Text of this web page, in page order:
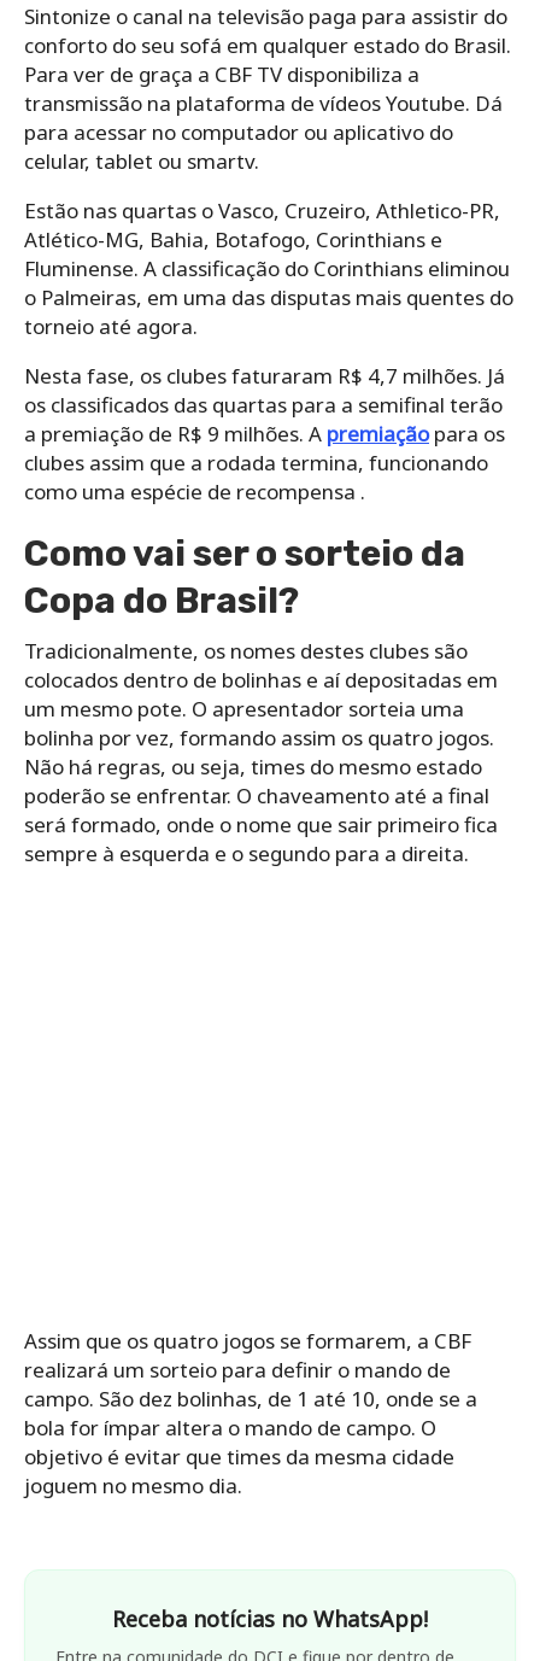
Sintonize o canal na televisão paga para assistir do
conforto do seu sofá em qualquer estado do Brasil.
Para ver de graça a CBF TV disponibiliza a
transmissão na plataforma de vídeos Youtube. Dá
para acessar no computador ou aplicativo do
celular, tablet ou smartv.
Estão nas quartas o Vasco, Cruzeiro, Athletico-PR,
Atlético-MG, Bahia, Botafogo, Corinthians e
Fluminense. A classificação do Corinthians eliminou
o Palmeiras, em uma das disputas mais quentes do
torneio até agora.
Nesta fase, os clubes faturaram R$ 4,7 milhões. Já
os classificados das quartas para a semifinal terão
a premiação de R$ 9 milhões. A premiaçãopara os
clubes assim que a rodada termina, funcionando
como uma espécie de recompensa .
Como vai ser o sorteio da
Copa do Brasil?
Tradicionalmente, os nomes destes clubes são
colocados dentro de bolinhas e aí depositadas em
um mesmo pote. O apresentador sorteia uma
bolinha por vez, formando assim os quatro jogos.
Não há regras, ou seja, times do mesmo estado
poderão se enfrentar. O chaveamento até a final
será formado, onde o nome que sair primeiro fica
sempre à esquerda e o segundo para a direita.
Assim que os quatro jogos se formarem, a CBF
realizará um sorteio para definir o mando de
campo. São dez bolinhas, de 1 até 10, onde se a
bola for ímpar altera o mando de campo. O
objetivo é evitar que times da mesma cidade
joguem no mesmo dia.
Receba notícias no WhatsApp!